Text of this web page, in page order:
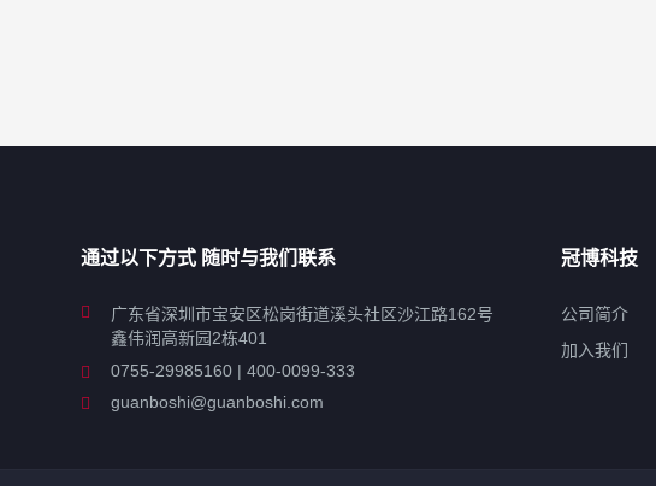
通过以下方式 随时与我们联系
广东省深圳市宝安区松岗街道溪头社区沙江路162号
鑫伟润高新园2栋401
0755-29985160 | 400-0099-333
guanboshi@guanboshi.com
冠博科技
公司简介
加入我们